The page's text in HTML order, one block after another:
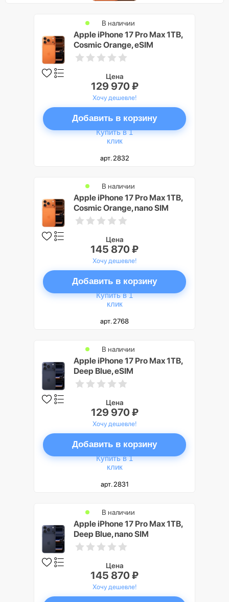
Apple iPhone 17 Pro Max 1TB,
Cosmic Orange, eSIM
В наличии
Цена
129 970 ₽
Хочу дешевле!
Добавить в корзину
Купить в 1
клик
арт. 2832
Apple iPhone 17 Pro Max 1TB,
Cosmic Orange, nano SIM
В наличии
Цена
145 870 ₽
Хочу дешевле!
Добавить в корзину
Купить в 1
клик
арт. 2768
Apple iPhone 17 Pro Max 1TB,
Deep Blue, eSIM
В наличии
Цена
129 970 ₽
Хочу дешевле!
Добавить в корзину
Купить в 1
клик
арт. 2831
Apple iPhone 17 Pro Max 1TB,
Deep Blue, nano SIM
В наличии
Цена
145 870 ₽
Хочу дешевле!